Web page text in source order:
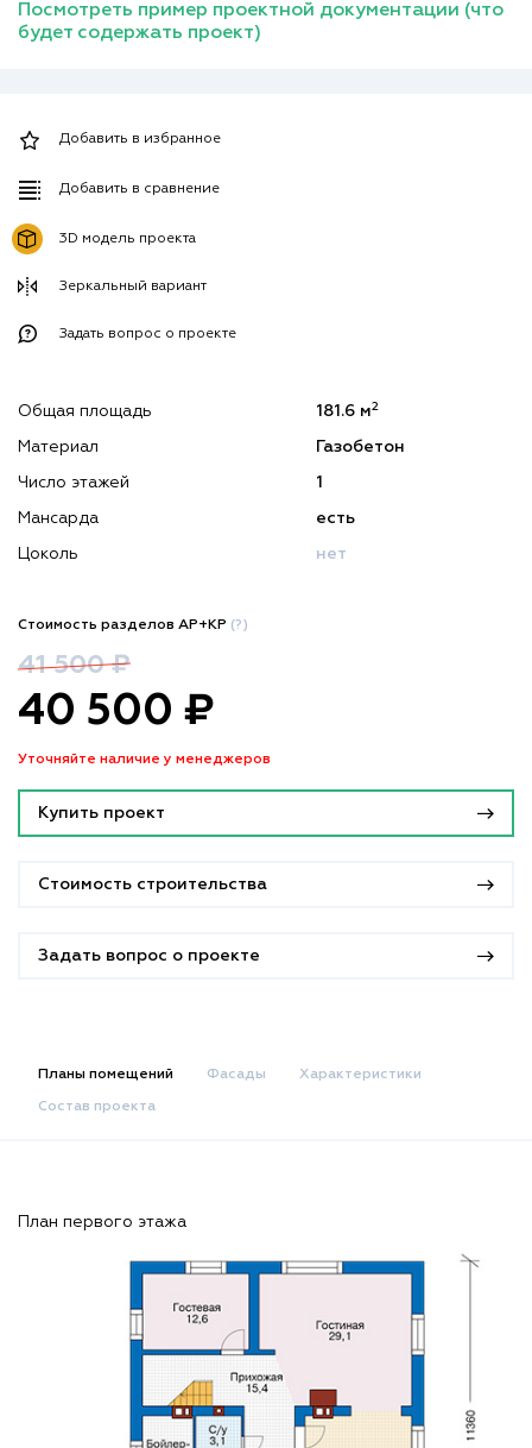
Посмотреть пример проектной документации (что
будет содержать проект)
Добавить в избранное
Добавить в сравнение
3D модель проекта
Зеркальный вариант
Задать вопрос о проекте
Общая площадь 181.6 м2
Материал Газобетон
Число этажей 1
Мансарда есть
Цоколь нет
Стоимость разделов АР+КР (?)
41 500 ₽
40 500 ₽
Уточняйте наличие у менеджеров
Купить проект
Стоимость строительства
Задать вопрос о проекте
Планы помещений Фасады Характеристики
Состав проекта
План первого этажа